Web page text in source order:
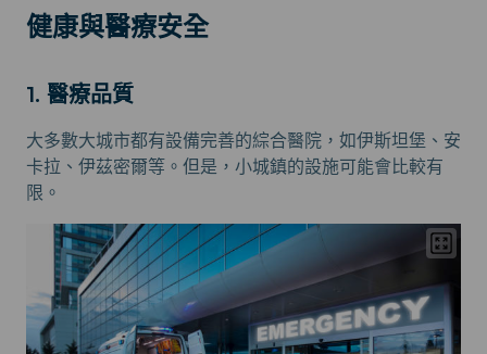
健康與醫療安全
1. 醫療品質
大多數大城市都有設備完善的綜合醫院，如伊斯坦堡、安
卡拉、伊茲密爾等。但是，小城鎮的設施可能會比較有
限。